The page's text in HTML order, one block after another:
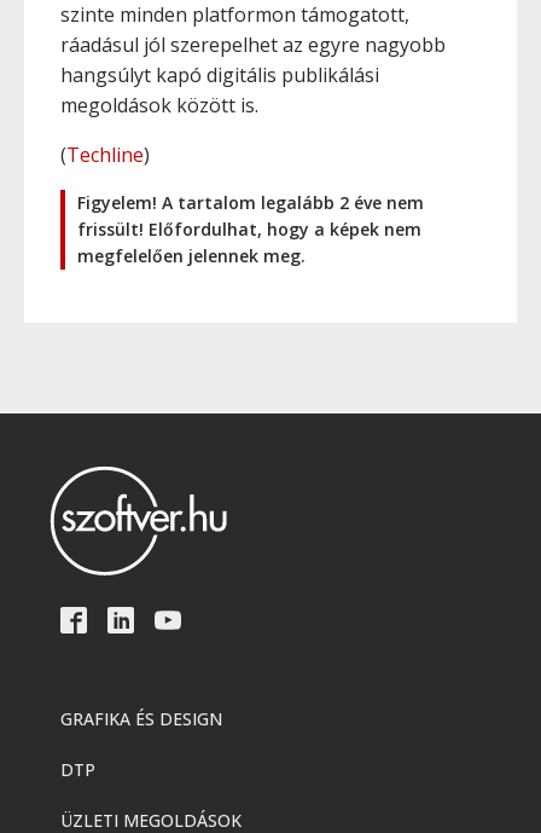
szinte minden platformon támogatott,
ráadásul jól szerepelhet az egyre nagyobb
hangsúlyt kapó digitális publikálási
megoldások között is.
(Techline)
Figyelem! A tartalom legalább 2 éve nem
frissült! Előfordulhat, hogy a képek nem
megfelelően jelennek meg.
GRAFIKA ÉS DESIGN
DTP
ÜZLETI MEGOLDÁSOK